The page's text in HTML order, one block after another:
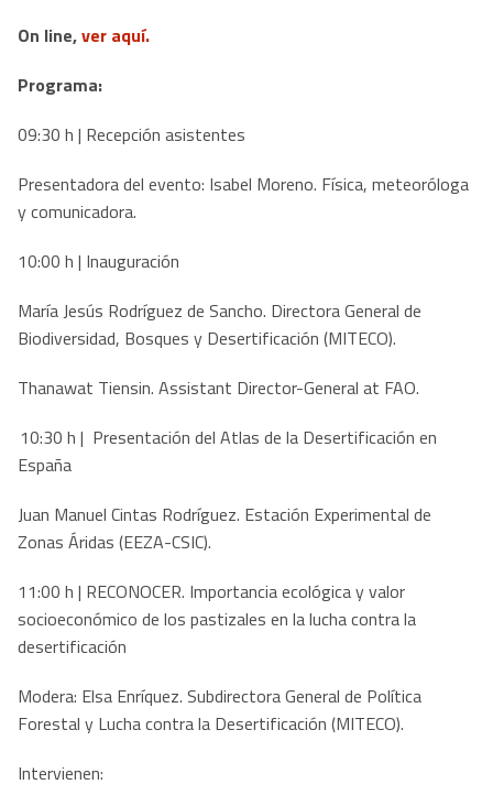
On line,ver aquí.
Programa:
09:30 h | Recepción asistentes
Presentadora del evento: Isabel Moreno. Física, meteoróloga
y comunicadora.
10:00 h | Inauguración
María Jesús Rodríguez de Sancho. Directora General de
Biodiversidad, Bosques y Desertificación (MITECO).
Thanawat Tiensin. Assistant Director-General at FAO.
10:30 h | Presentación del Atlas de la Desertificación en
España
Juan Manuel Cintas Rodríguez. Estación Experimental de
Zonas Áridas (EEZA-CSIC).
11:00 h | RECONOCER. Importancia ecológica y valor
socioeconómico de los pastizales en la lucha contra la
desertificación
Modera: Elsa Enríquez. Subdirectora General de Política
Forestal y Lucha contra la Desertificación (MITECO).
Intervienen: